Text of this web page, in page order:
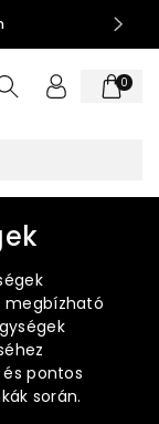
0
megbízható
pontos
során.